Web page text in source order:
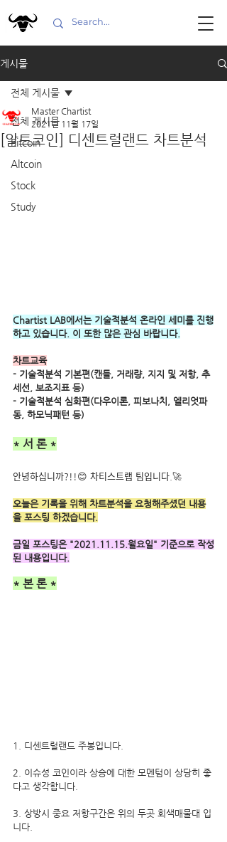
게시물
전체 게시물
Bitcoin
Altcoin
Stock
Study
전체 게시물
[알트코인] 디센트럴랜드 차트분석
Master Chartist
2021년 11월 17일
Chartist LAB에서는 기술적분석 온라인 세미를 진행
하고 있습니다. 이 또한 많은 관심 바랍니다.
차트교육
- 기술적분석 기본편(캔들, 거래량, 지지 및 저항, 추
세선, 보조지표 등)
- 기술적분석 심화편(다우이론, 피보나치, 엘리엇파
동, 하모닉패턴 등)
* 서 론 *
안녕하십니까?!!😊 차티스트랩 팀입니다.🚀
오늘은 기록을 위해 차트분석을 요청해주셨던 내용
을 포스팅 하겠습니다.
금일 포스팅은 "2021.11.15.월요일" 기준으로 작성
된 내용입니다.
* 본 론 *
1. 디센트럴랜드 주봉입니다.
2. 이슈성 코인이라 상승에 대한 모멘텀이 상당히 좋
다고 생각합니다.
3. 상방시 중요 저항구간은 위의 두곳 회색매물대 입
니다.